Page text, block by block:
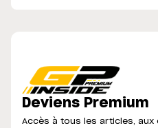
Deviens Premium
Accès à tous les articles, aux